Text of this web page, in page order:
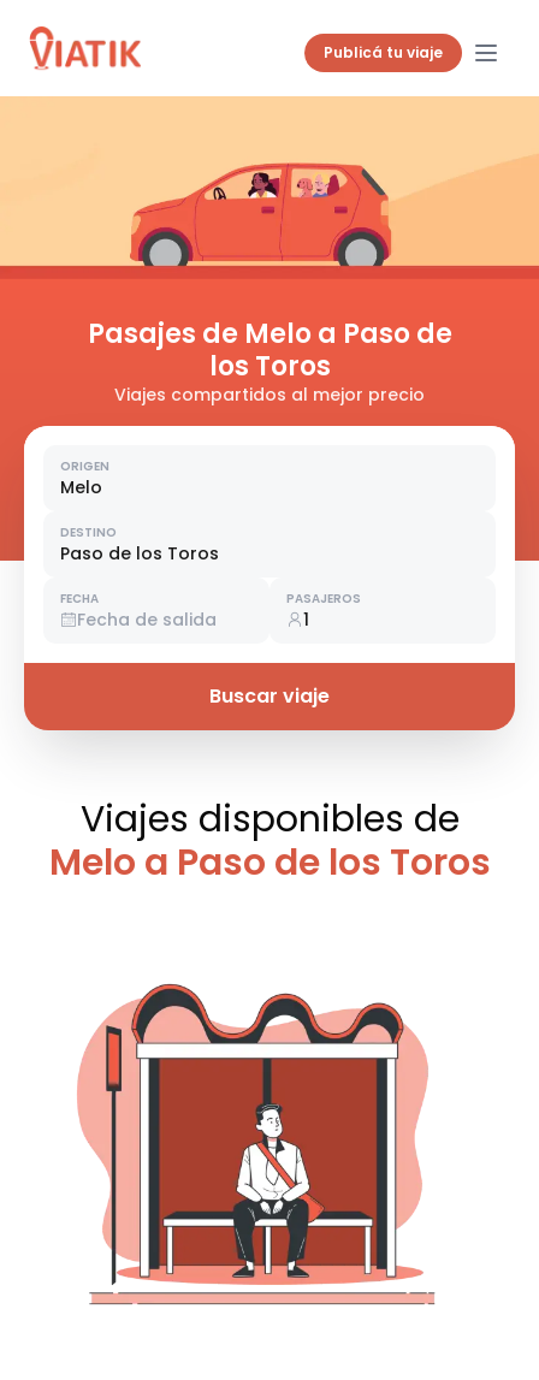
Publicá tu viaje
Pasajes de Melo a Paso de
los Toros
Viajes compartidos al mejor precio
ORIGEN
Melo
DESTINO
Paso de los Toros
FECHA
Fecha de salida
PASAJEROS
1
Buscar viaje
Viajes disponibles de
Melo a Paso de los Toros